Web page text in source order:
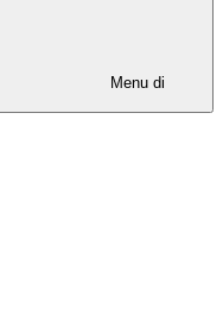
Menu di